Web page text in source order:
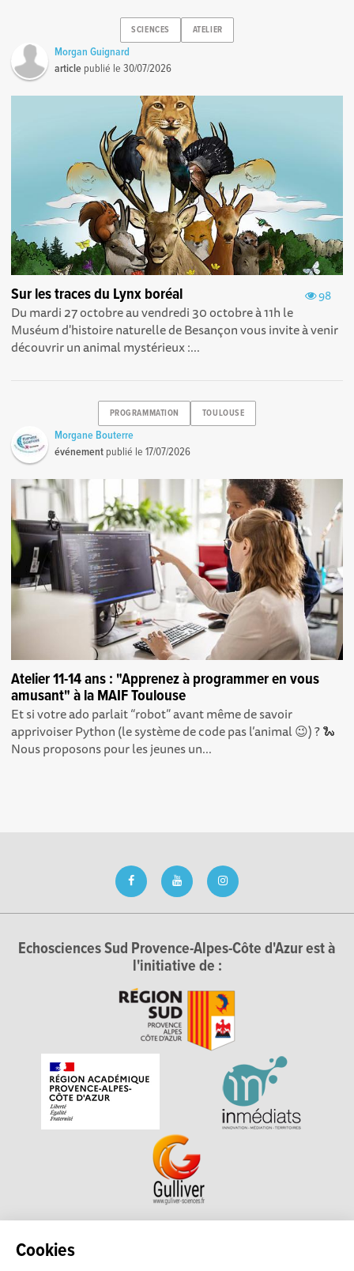
Cookies
SCIENCES ATELIER
Morgan Guignard
article publié le30/07/2026
98
Sur les traces du Lynx boréal
Du mardi 27 octobre au vendredi 30 octobre à 11h le
Muséum d'histoire naturelle de Besançon vous invite à venir
découvrir un animal mystérieux :...
PROGRAMMATION TOULOUSE
Morgane Bouterre
événement publié le17/07/2026
Atelier 11-14 ans : "Apprenez à programmer en vous
amusant" à la MAIF Toulouse
Et si votre ado parlait “robot” avant même de savoir
apprivoiser Python (le système de code pas l’animal 😉) ? 🐍
Nous proposons pour les jeunes un...
Echosciences Sud Provence-Alpes-Côte d'Azur est à
l'initiative de :
Echosciences Sud Provence-Alpes-Côte d'Azur est à